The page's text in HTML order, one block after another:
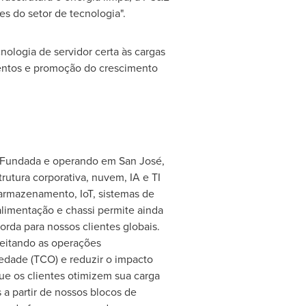
do setor de tecnologia".
de servidor certa às cargas
e promoção do crescimento
e operando em San José,
corporativa, nuvem, IA e TI
IoT, sistemas de
e chassi permite ainda
para nossos clientes globais.
as operações
(TCO) e reduzir o impacto
os clientes otimizem sua carga
partir de nossos blocos de